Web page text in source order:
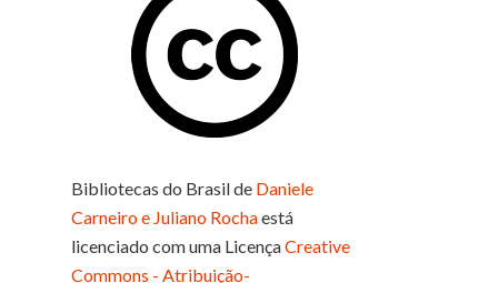
Bibliotecas do Brasilde Daniele
Carneiro e Juliano Rochaestá
licenciado com uma LicençaCreative
Commons - Atribuição-